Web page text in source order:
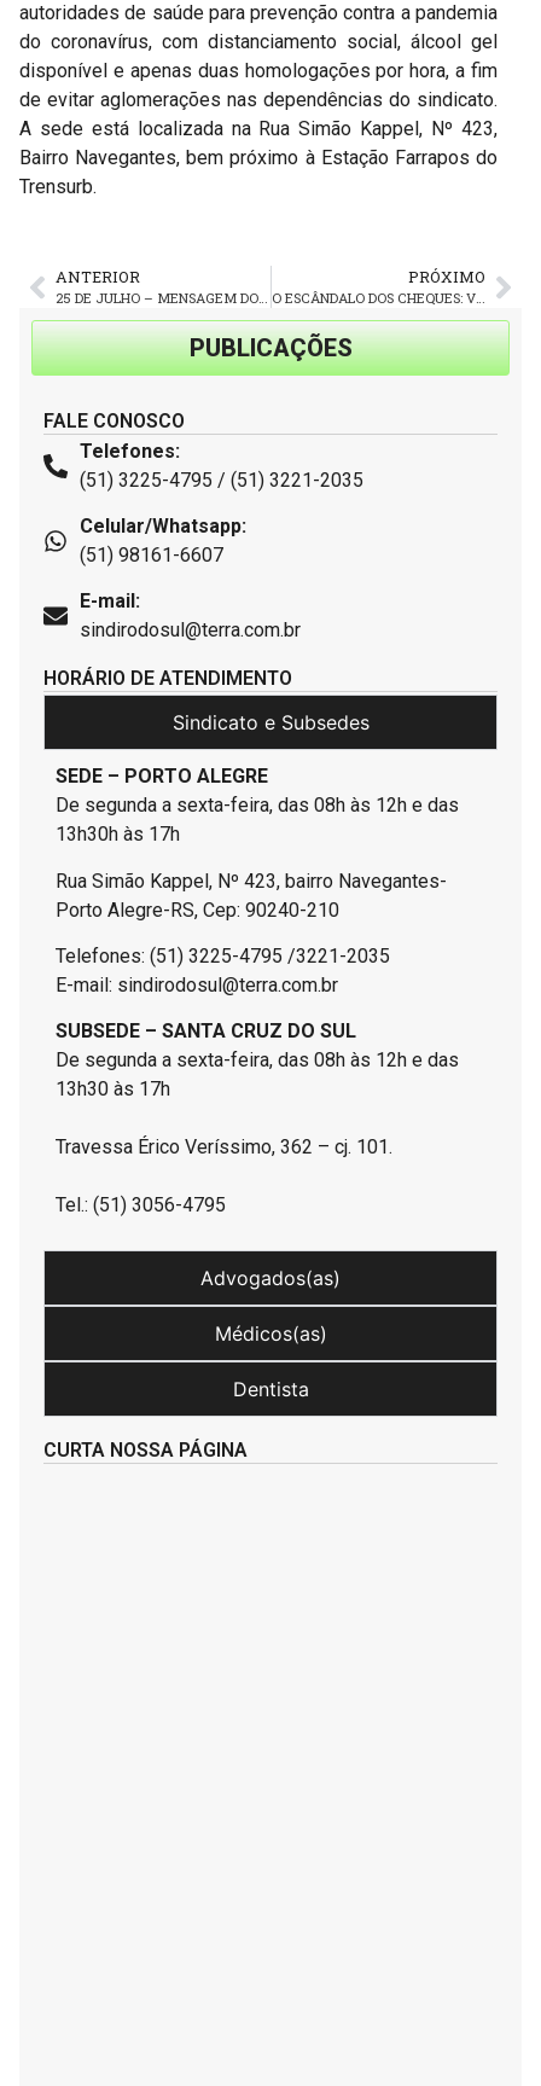
autoridades de saúde para prevenção contra a pandemia
do coronavírus, com distanciamento social, álcool gel
disponível e apenas duas homologações por hora, a fim
de evitar aglomerações nas dependências do sindicato.
A sede está localizada na Rua Simão Kappel, Nº 423,
Bairro Navegantes, bem próximo à Estação Farrapos do
Trensurb.
ANTERIOR
25 DE JULHO – MENSAGEM DO SINDIRODOSUL PELO DIA DO MOTORISTA
PRÓXIMO
O ESCÂNDALO DOS CHEQUES: VEJAM COMO O ESPÍNDOLA FEZ A FARRA COM DINHEIRO DO SINDICATO
PUBLICAÇÕES
FALE CONOSCO
Telefones:
(51) 3225-4795 / (51) 3221-2035
Celular/Whatsapp:
(51) 98161-6607
E-mail:
sindirodosul@terra.com.br
HORÁRIO DE ATENDIMENTO
Sindicato e Subsedes
SEDE – PORTO ALEGRE
De segunda a sexta-feira, das 08h às 12h e das
13h30h às 17h
Rua Simão Kappel, Nº 423, bairro Navegantes-
Porto Alegre-RS, Cep: 90240-210
Telefones: (51) 3225-4795 /3221-2035
E-mail: sindirodosul@terra.com.br
SUBSEDE – SANTA CRUZ DO SUL
De segunda a sexta-feira, das 08h às 12h e das
13h30 às 17h
Travessa Érico Veríssimo, 362 – cj. 101.
Tel.: (51) 3056-4795
Advogados(as)
Médicos(as)
Dentista
CURTA NOSSA PÁGINA